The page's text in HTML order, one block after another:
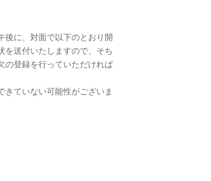
に、対面で以下のとおり開
を送付いたしますので、そち
の登録を⾏っていただければ
ていない可能性がございま